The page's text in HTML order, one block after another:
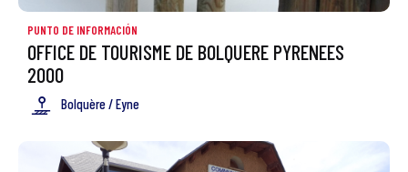
PUNTO DE INFORMACIÓN
OFFICE DE TOURISME DE BOLQUERE PYRENEES
2000
Bolquère / Eyne